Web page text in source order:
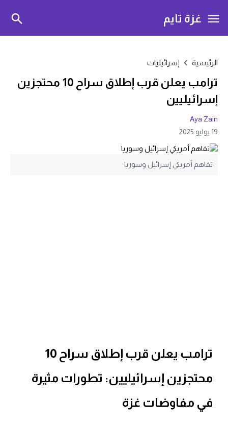
غزة تايم
الرئيسية إسرائيليات
ترامب يعلن قرب إطلاق سراح 10 محتجزين
إسرائيليين
Aya Zain
19 يوليو 2025
تفاهم أمريكي إسرائيل وسوريا
ترامب يعلن قرب إطلاق سراح 10
محتجزين إسرائيليين: تطورات مثيرة
في مفاوضات غزة